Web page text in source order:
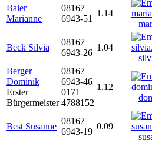
Baier
Marianne
08167
6943-51
1.14
Beck Silvia
08167
6943-26
1.04
Berger
Dominik
Erster
Bürgermeister
08167
6943-46
0171
4788152
1.12
Best Susanne
08167
6943-19
0.09